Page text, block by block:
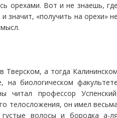
орехами. Вот и не знаешь,
значит, «получить на орехи»
Тверском, а тогда
на биологическом
читал профессор
телосложения, он имел
волосы и бородка а-